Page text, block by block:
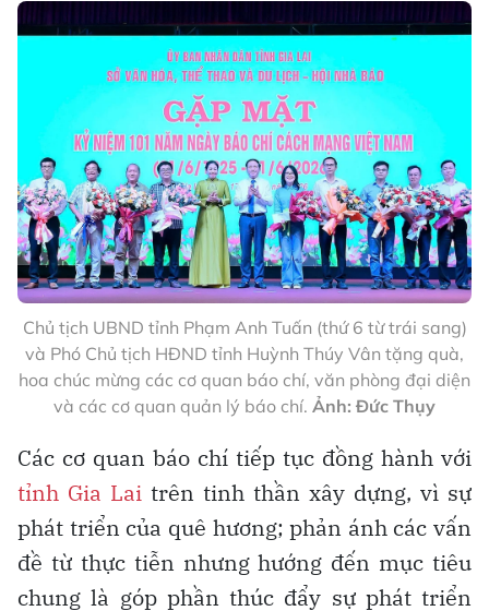
Chủ tịch UBND tỉnh Phạm Anh Tuấn (thứ 6 từ trái sang)
và Phó Chủ tịch HĐND tỉnh Huỳnh Thúy Vân tặng quà,
hoa chúc mừng các cơ quan báo chí, văn phòng đại diện
và các cơ quan quản lý báo chí. Ảnh: Đức Thụy
Các cơ quan báo chí tiếp tục đồng hành với
tỉnh Gia Lai trên tinh thần xây dựng, vì sự
phát triển của quê hương; phản ánh các vấn
đề từ thực tiễn nhưng hướng đến mục tiêu
chung là góp phần thúc đẩy sự phát triển